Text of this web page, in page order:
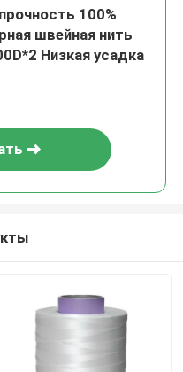
100%
швейная нить
Низкая усадка